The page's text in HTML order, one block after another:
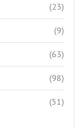
(23)
(9)
(63)
(98)
(51)